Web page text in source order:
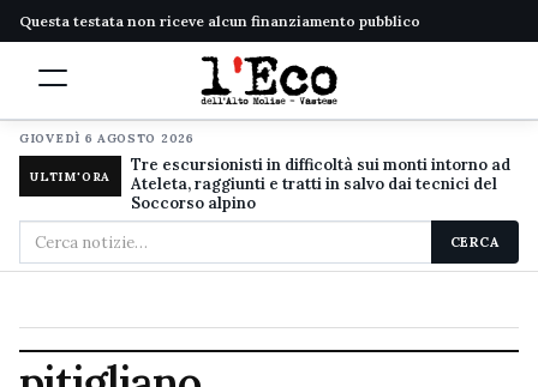
Questa testata non riceve alcun finanziamento pubblico
GIOVEDÌ 6 AGOSTO 2026
ULTIM'ORA
Tre escursionisti in difficoltà sui monti intorno ad
Ateleta, raggiunti e tratti in salvo dai tecnici del
Soccorso alpino
Cerca
nel
CERCA